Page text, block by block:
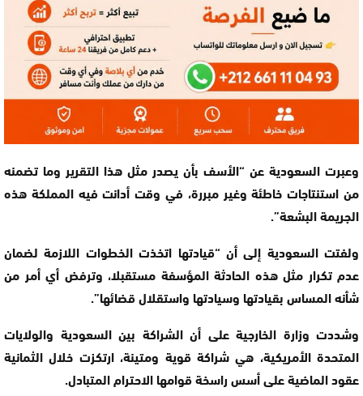
وعبرت السعودية عن “الأسف بأن يصدر مثل هذا التقرير وما تضمنه
من استنتاجات خاطئة وغير مبررة، في وقت أدانت فيه المملكة هذه
الجريمة البشعة”.
ولفتت السعودية إلى أن “قيادتها اتخذت الخطوات اللازمة لضمان
عدم تكرار مثل هذه الحادثة المؤسفة مستقبلا، وترفض أي أمر من
شأنه المساس بقيادتها وسيادتها واستقلال قضائها”.
وشددت وزارة الخارجية على أن الشراكة بين السعودية والولايات
المتحدة الأمريكية، هي شراكة قوية ومتينة، ارتكزت خلال الثمانية
عقود الماضية على أسس راسخة قوامها الاحترام المتبادل.